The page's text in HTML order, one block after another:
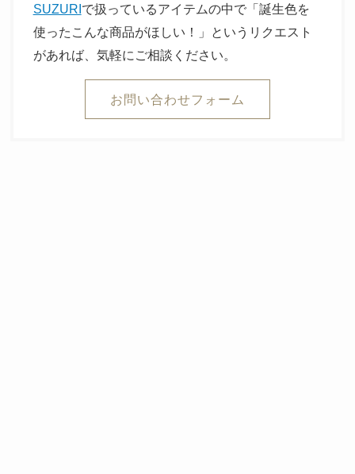
SUZURIで扱っているアイテムの中で「誕生色を
使ったこんな商品がほしい！」というリクエスト
があれば、気軽にご相談ください。
お問い合わせフォーム